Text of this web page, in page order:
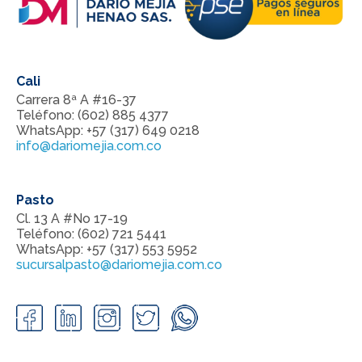
Cali
Carrera 8ª A #16-37
Teléfono: (602) 885 4377
WhatsApp: +57 (317) 649 0218
info@dariomejia.com.co
Pasto
Cl. 13 A #No 17-19
Teléfono: (602) 721 5441
WhatsApp: +57 (317) 553 5952
sucursalpasto@dariomejia.com.co